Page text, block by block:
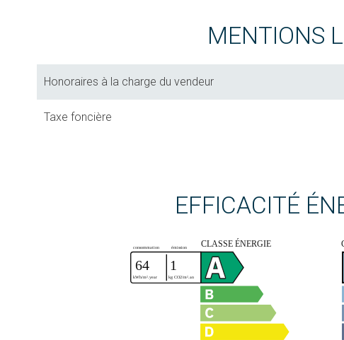
MENTIONS
Honoraires à la charge du vendeur
Taxe foncière
EFFICACITÉ